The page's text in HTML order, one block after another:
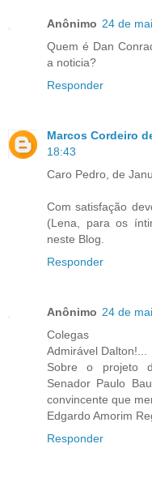
Anônimo 24 de
Quem é Dan
a noticia?
Responder
Marcos Cordeiro
18:43
Caro Pedro, de
Com satisfação
(Lena, para os
neste Blog.
Responder
Anônimo 24 de
Colegas
Admirável Dalton!...
Sobre o projeto
Senador Paulo
convincente que
Edgardo Amorim
Responder